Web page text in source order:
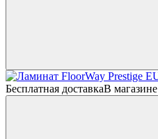
Бесплатная доставкаВ магазине